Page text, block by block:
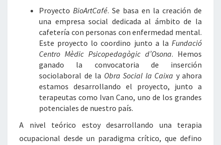
Proyecto BioArtCafé. Se basa en la creación de
una empresa social dedicada al ámbito de la
cafetería con personas con enfermedad mental.
Este proyecto lo coordino junto a la Fundació
Centro Mèdic Psicopedagògic d’Osona. Hemos
ganado la convocatoria de inserción
sociolaboral de la Obra Social la Caixa y ahora
estamos desarrollando el proyecto, junto a
terapeutas como Ivan Cano, uno de los grandes
potenciales de nuestro país.
A nivel teórico estoy desarrollando una terapia
ocupacional desde un paradigma crítico, que defino